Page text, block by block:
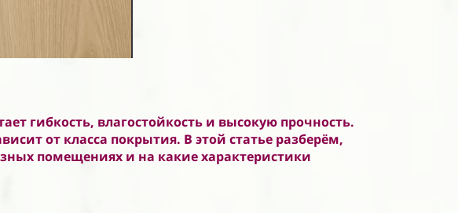
гибкость, влагостойкость и высокую прочность.
от класса покрытия. В этой статье разберём,
помещениях и на какие характеристики